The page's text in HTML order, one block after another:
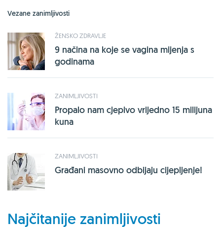
Vezane zanimljivosti
ŽENSKO ZDRAVLJE
9 načina na koje se vagina mijenja s
godinama
ZANIMLJIVOSTI
Propalo nam cjepivo vrijedno 15 milijuna
kuna
ZANIMLJIVOSTI
Građani masovno odbijaju cijepljenje!
Najčitanije zanimljivosti